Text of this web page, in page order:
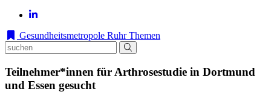
Gesundheitsmetropole Ruhr Themen
Teilnehmer*innen für Arthrosestudie in Dortmund
und Essen gesucht